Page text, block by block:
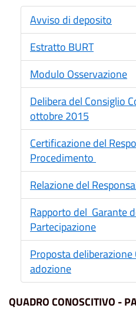
Avviso di deposito
Estratto BURT
Modulo Osservazione
Delibera del Consiglio
ottobre 2015
Certificazione del
Procedimento
Relazione del
Rapporto del Garante
Partecipazione
Proposta
adozione
QUADRO CONOSCITIVO -